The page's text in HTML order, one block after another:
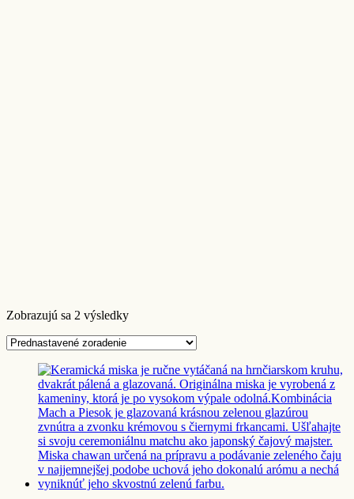
Zobrazujú sa 2 výsledky